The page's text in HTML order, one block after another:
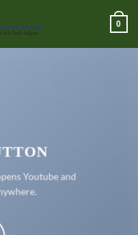
0
Youtube and